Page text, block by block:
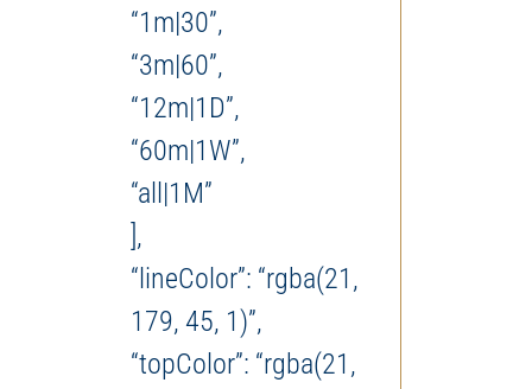
“1m|30”,
“3m|60”,
“12m|1D”,
“60m|1W”,
“all|1M”
],
“lineColor”: “rgba(21,
179, 45, 1)”,
“topColor”: “rgba(21,